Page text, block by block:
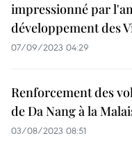
impressionné par
développement des
07/09/2023 04:29
Renforcement des
de Da Nang à la
03/08/2023 08:51